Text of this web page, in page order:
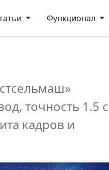
Функционал
точность 1.5
кадров и